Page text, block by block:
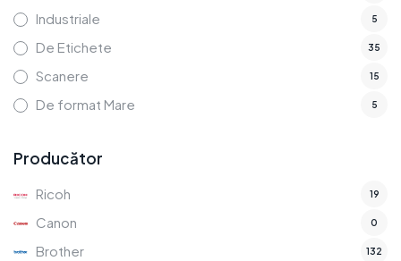
Industriale 5
De Etichete 35
Scanere 15
De format Mare 5
Producător
Ricoh 19
Canon 0
Brother 132